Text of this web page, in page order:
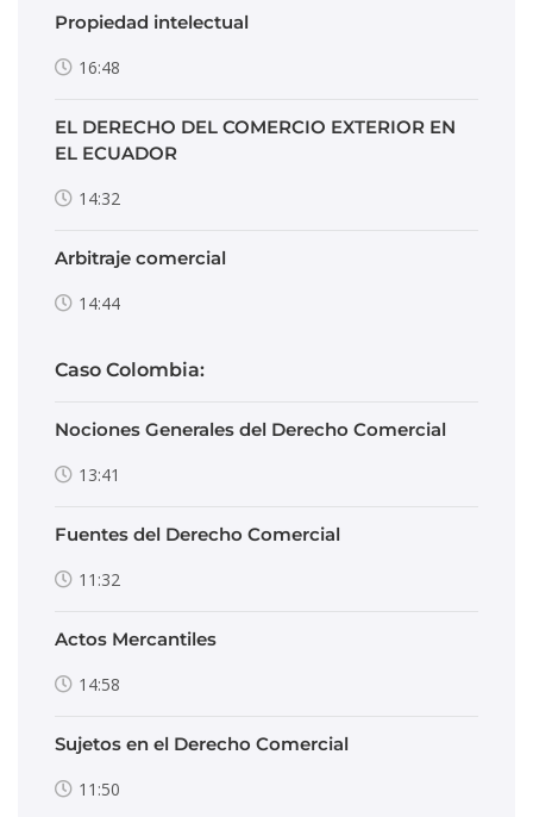
Propiedad intelectual
16:48
EL DERECHO DEL COMERCIO EXTERIOR EN
EL ECUADOR
14:32
Arbitraje comercial
14:44
Caso Colombia:
Nociones Generales del Derecho Comercial
13:41
Fuentes del Derecho Comercial
11:32
Actos Mercantiles
14:58
Sujetos en el Derecho Comercial
11:50